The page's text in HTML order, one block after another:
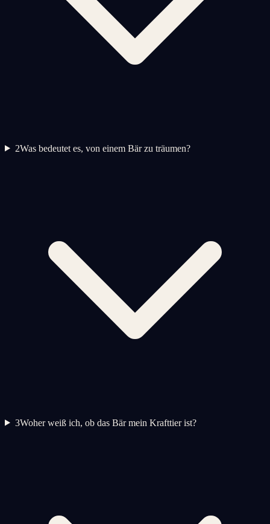
2Was bedeutet es, von einem Bär zu träumen?
3Woher weiß ich, ob das Bär mein Krafttier ist?